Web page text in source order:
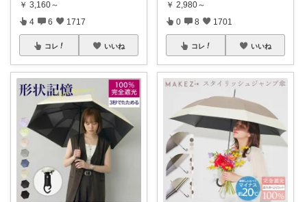
￥ 3,160～
4 6 1717
コレ いいね
￥ 2,980～
0 8 1701
コレ いいね